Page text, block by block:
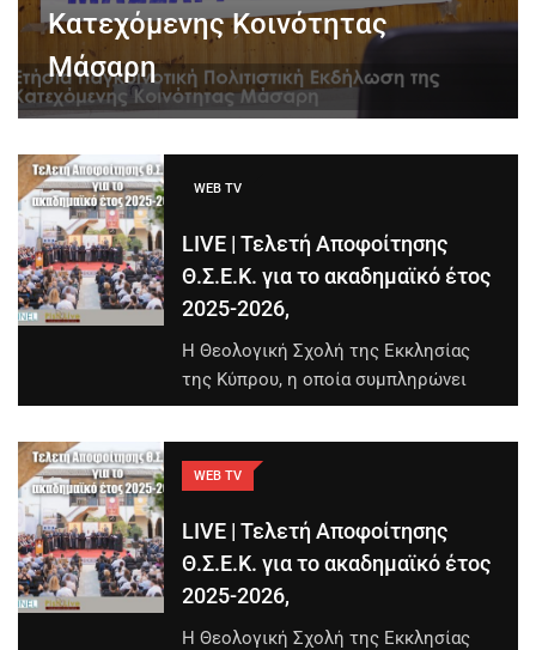
Κατεχόμενης Κοινότητας
Μάσαρη
WEB TV
LIVE | Τελετή Αποφοίτησης
Θ.Σ.Ε.Κ. για το ακαδημαϊκό έτος
2025-2026,
Η Θεολογική Σχολή της Εκκλησίας
της Κύπρου, η οποία συμπληρώνει
WEB TV
LIVE | Τελετή Αποφοίτησης
Θ.Σ.Ε.Κ. για το ακαδημαϊκό έτος
2025-2026,
Η Θεολογική Σχολή της Εκκλησίας